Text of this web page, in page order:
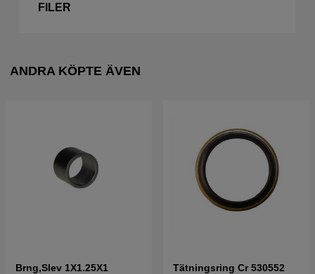
FILER
ANDRA KÖPTE ÄVEN
Brng,Slev 1X1.25X1 Tätningsring Cr 530552